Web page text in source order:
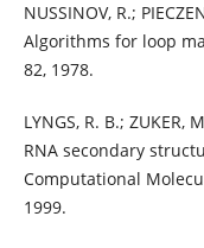
NUSSINOV, R.;
Algorithms for loop
82, 1978.
LYNGS, R. B.; ZUKER,
RNA secondary
Computational
1999.